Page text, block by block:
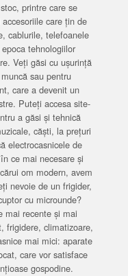
printre care se
care țin de
cablurile, telefoanele
tehnologiilor
Veți găsi cu ușurință
sau pentru
care a devenit un
Puteți accesa site-
a găsi și tehnică
căști, la prețuri
electrocasnicele de
ce mai necesare și
om modern, avem
nevoie de un frigider,
cu microunde?
mai recente și mai
frigidere, climatizoare,
mai mici: aparate
care vor satisface
gospodine.